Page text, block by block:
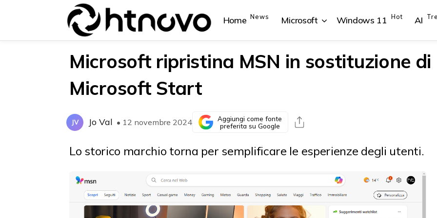
Home News Microsoft
{{POSTS[0].LABEL}}
Windows 11 Hot AI
{{POSTS[0].LABEL}}
Microsoft ripristina MSN in sostituzione di
Microsoft Start
JV Jo Val • 12 novembre 2024
Aggiungi come fonte
preferita su Google
Lo storico marchio torna per semplificare le esperienze degli utenti.